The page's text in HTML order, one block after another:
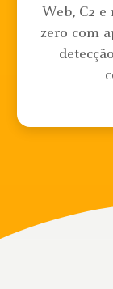
Web, C2 e
zero com